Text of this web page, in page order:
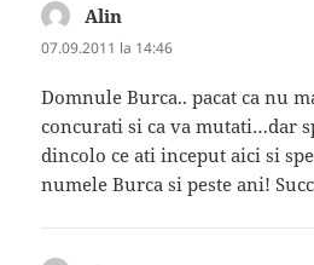
Alin
07.09.2011 la 14:46
Domnule Burca.. pacat ca nu
concurati si ca va mutati…dar
dincolo ce ati inceput aici si
numele Burca si peste ani!